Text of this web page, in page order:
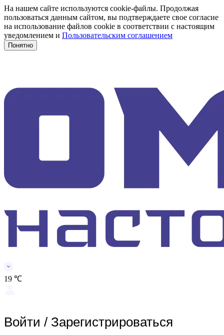
На нашем сайте используются cookie-файлы. Продолжая
пользоваться данным сайтом, вы подтверждаете свое согласие
на использование файлов cookie в соответствии с настоящим
уведомлением и Пользовательским соглашением
Понятно
19 ℃
Войти / Зарегистрироваться